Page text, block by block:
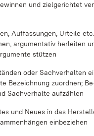
und ziel­ge­rich­tet
Auf­fas­sun­gen, Ur­tei­le etc.
ar­gu­men­ta­tiv her­lei­ten
stüt­zen
oder Sach­ver­hal­ten
Be­zeich­nung zu­ord­nen;
Sach­ver­hal­te auf­zäh­len
und Neu­es in das
ein­be­zie­hen